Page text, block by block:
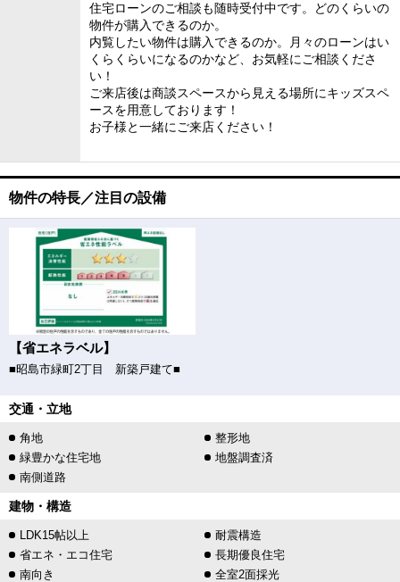
住宅ローンのご相談も随時受付中です。どのくらいの
物件が購入できるのか。
内覧したい物件は購入できるのか。月々のローンはい
くらくらいになるのかなど、お気軽にご相談くださ
い！
ご来店後は商談スペースから見える場所にキッズスペ
ースを用意しております！
お子様と一緒にご来店ください！
物件の特長／注目の設備
【省エネラベル】
■昭島市緑町2丁目 新築戸建て■
交通・立地
角地
整形地
緑豊かな住宅地
地盤調査済
南側道路
建物・構造
LDK15帖以上
耐震構造
省エネ・エコ住宅
長期優良住宅
南向き
全室2面採光